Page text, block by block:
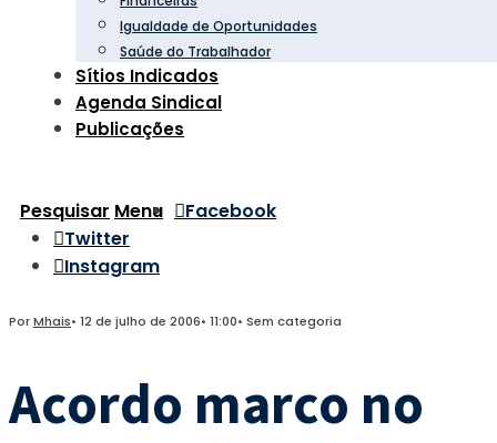
Igualdade de Oportunidades
Saúde do Trabalhador
Sítios Indicados
Agenda Sindical
Publicações
Pesquisar Menu
Facebook
Twitter
Instagram
PorMhais• 12 de julho de 2006• 11:00• Sem categoria
Acordo marco no